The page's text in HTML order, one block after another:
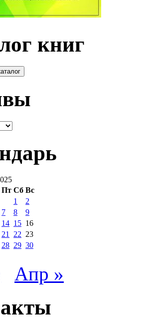
книг
Пт Сб Вс
1
2
7 8
9
14 15 16
21 22 23
28 29 30
Апр »